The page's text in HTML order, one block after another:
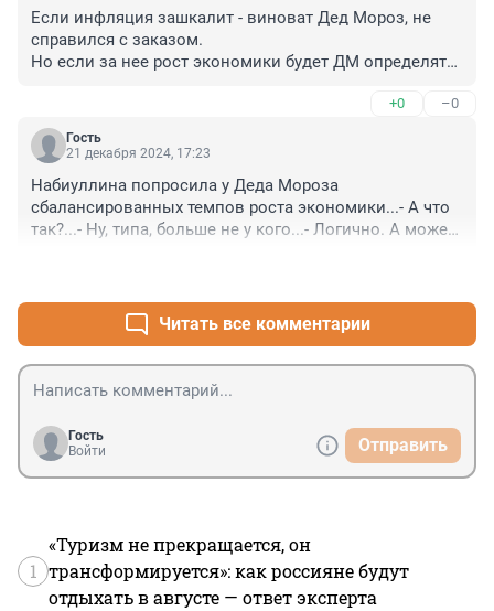
Если инфляция зашкалит - виноват Дед Мороз, не
справился с заказом.
Но если за нее рост экономики будет ДМ определять,
+0 –0
Гость
21 декабря 2024, 17:23
Набиуллина попросила у Деда Мороза
сбалансированных темпов роста экономики...- А что
так?...- Ну, типа, больше не у кого...- Логично. А может
прокатило!) Говорит, что у неё имеются какие-то
инструменты для этого...- Что за инструменты?...-
Сбалансированного темпа роста...- А почему не
применяет?...- Это может ударить по благосостоянию
граждан...- А так они на что влияют?...- А так они
влияют только на реальный сектор экономики...- А на
что должны влиять?...- На инфляцию...- Значит, у неё
нет инструментов для снижения инфляции...- И
Читать все комментарии
Гость
Войти
Отправить
1
«Туризм не прекращается, он
трансформируется»: как россияне будут
отдыхать в августе — ответ эксперта